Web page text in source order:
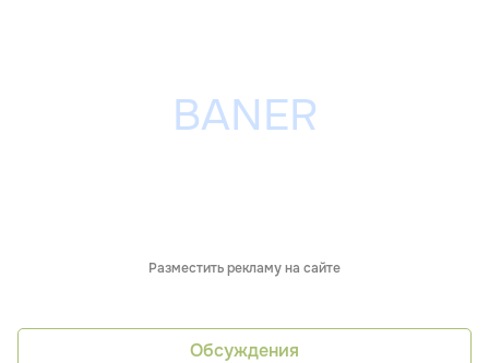
Разместить рекламу на сайте
Обсуждения